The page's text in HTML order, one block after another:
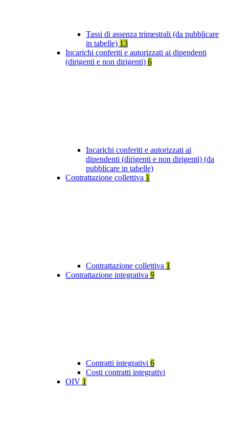
Tassi di assenza trimestrali (da pubblicare
in tabelle) 13
Incarichi conferiti e autorizzati ai dipendenti
(dirigenti e non dirigenti) 6
Incarichi conferiti e autorizzati ai
dipendenti (dirigenti e non dirigenti) (da
pubblicare in tabelle)
Contrattazione collettiva 1
Contrattazione collettiva 1
Contrattazione integrativa 9
Contratti integrativi 6
Costi contratti integrativi
OIV 1